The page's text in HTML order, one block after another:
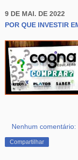
9 DE MAI. DE 2022
POR QUE INVESTIR
Nenhum comentário:
Compartilhar